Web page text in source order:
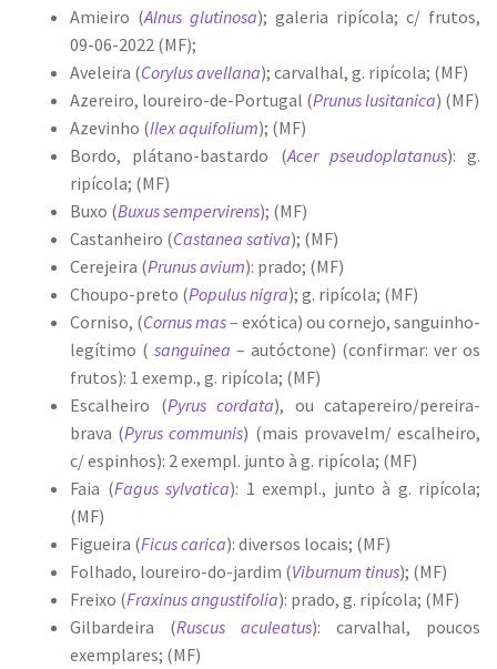
Amieiro (Alnus glutinosa); galeria ripícola; c/ frutos,
09-06-2022 (MF);
Aveleira (Corylus avellana); carvalhal, g. ripícola; (MF)
Azereiro, loureiro-de-Portugal (Prunus lusitanica) (MF)
Azevinho (Ilex aquifolium); (MF)
Bordo, plátano-bastardo (Acer pseudoplatanus): g.
ripícola; (MF)
Buxo (Buxus sempervirens); (MF)
Castanheiro (Castanea sativa); (MF)
Cerejeira (Prunus avium): prado; (MF)
Choupo-preto (Populus nigra); g. ripícola; (MF)
Corniso, (Cornus mas– exótica) ou cornejo, sanguinho-
legítimo ( sanguinea – autóctone) (confirmar: ver os
frutos): 1 exemp., g. ripícola; (MF)
Escalheiro (Pyrus cordata), ou catapereiro/pereira-
brava (Pyrus communis) (mais provavelm/ escalheiro,
c/ espinhos): 2 exempl. junto à g. ripícola; (MF)
Faia (Fagus sylvatica): 1 exempl., junto à g. ripícola;
(MF)
Figueira (Ficus carica): diversos locais; (MF)
Folhado, loureiro-do-jardim (Viburnum tinus); (MF)
Freixo (Fraxinus angustifolia): prado, g. ripícola; (MF)
Gilbardeira (Ruscus aculeatus): carvalhal, poucos
exemplares; (MF)